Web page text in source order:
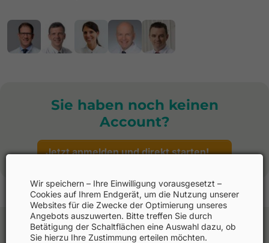
Sie haben noch keinen
Account?
Jetzt anmelden und direkt starten!
Wir speichern – Ihre Einwilligung vorausgesetzt –
Cookies auf Ihrem Endgerät, um die Nutzung unserer
Websites für die Zwecke der Optimierung unseres
Angebots auszuwerten. Bitte treffen Sie durch
Betätigung der Schaltflächen eine Auswahl dazu, ob
Sie hierzu Ihre Zustimmung erteilen möchten.